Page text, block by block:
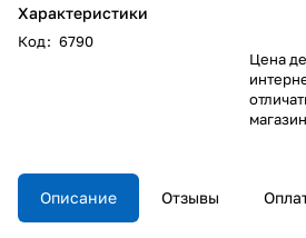
Характеристики
Код: 6790
Цена
Описание Отзывы